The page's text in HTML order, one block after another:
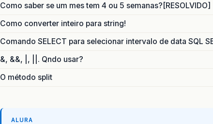
Como saber se um mes tem 4 ou 5 semanas?[RESOLVIDO]
Como converter inteiro para string!
Comando SELECT para selecionar intervalo de data SQL
&, &&, |, ||. Qndo usar?
O método split
ALURA